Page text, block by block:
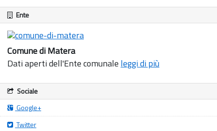
Ente
Comune di Matera
Dati aperti dell'Ente comunale leggi di più
Sociale
Google+
Twitter